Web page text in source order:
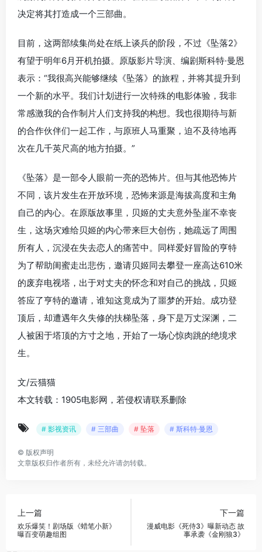
决定将其打造成一个三部曲。
目前，这两部续集尚处在纸上谈兵的阶段，不过《坠落2》
有望于明年6月开机拍摄。原版影片导演、编剧斯科特·曼恩
表示：“我很高兴能够继续《坠落》的旅程，并将其提升到
一个新的水平。我们计划进行一次特殊的电影体验，我非
常感激我的合作制片人们支持我的构想。我也很期待与新
的合作伙伴们一起工作，与原班人马重聚，迫不及待地再
次在几千英尺高的地方拍摄。”
《坠落》是一部令人眼前一亮的恐怖片。但与其他恐怖片
不同，该片发生在开放环境，恐怖来源是海拔高度和主角
自己的内心。在原版故事里，贝姬的丈夫意外坠崖不幸丧
生，这场灾难给贝姬的内心带来巨大创伤，她疏远了周围
所有人，沉浸在失去恋人的痛苦中。同样爱好冒险的亨特
为了帮助闺蜜走出悲伤，邀请贝姬同去攀登一座高达610米
的废弃电视塔，出于对丈夫的怀念和对自己的挑战，贝姬
答应了亨特的邀请，谁知这竟成为了噩梦的开始。成功登
顶后，却遭遇年久失修的扶梯坠落，身下是万丈深渊，二
人被困于塔顶的方寸之地，开始了一场心惊肉跳的绝境求
生。
文/云猫猫
本文转载：1905电影网，若侵权请联系删除
# 影视资讯 # 三部曲 # 坠落 # 斯科特·曼恩
© 版权声明
文章版权归作者所有，未经允许请勿转载。
上一篇
欢乐爆笑！剧场版《蜡笔小新》
曝百变萌趣组图
下一篇
漫威电影《死侍3》曝新动态 故
事承袭《金刚狼3》